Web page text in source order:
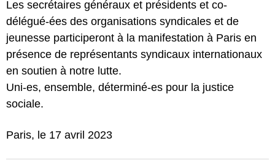
Les secrétaires généraux et présidents et co-
délégué-ées des organisations syndicales et de
jeunesse participeront à la manifestation à Paris en
présence de représentants syndicaux internationaux
en soutien à notre lutte.
Uni-es, ensemble, déterminé-es pour la justice
sociale.
Paris, le 17 avril 2023